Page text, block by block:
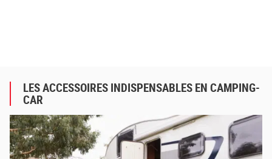
LES ACCESSOIRES INDISPENSABLES EN CAMPING-
CAR